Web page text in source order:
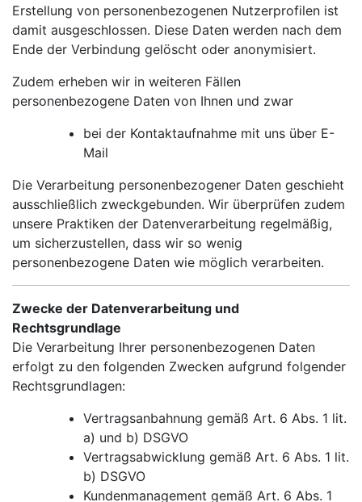
Erstellung von personenbezogenen Nutzerprofilen ist
damit ausgeschlossen. Diese Daten werden nach dem
Ende der Verbindung gelöscht oder anonymisiert.
Zudem erheben wir in weiteren Fällen
personenbezogene Daten von Ihnen und zwar
bei der Kontaktaufnahme mit uns über E-
Mail
Die Verarbeitung personenbezogener Daten geschieht
ausschließlich zweckgebunden. Wir überprüfen zudem
unsere Praktiken der Datenverarbeitung regelmäßig,
um sicherzustellen, dass wir so wenig
personenbezogene Daten wie möglich verarbeiten.
Zwecke der Datenverarbeitung und
Rechtsgrundlage
Die Verarbeitung Ihrer personenbezogenen Daten
erfolgt zu den folgenden Zwecken aufgrund folgender
Rechtsgrundlagen:
Vertragsanbahnung gemäß Art. 6 Abs. 1 lit.
a) und b) DSGVO
Vertragsabwicklung gemäß Art. 6 Abs. 1 lit.
b) DSGVO
Kundenmanagement gemäß Art. 6 Abs. 1